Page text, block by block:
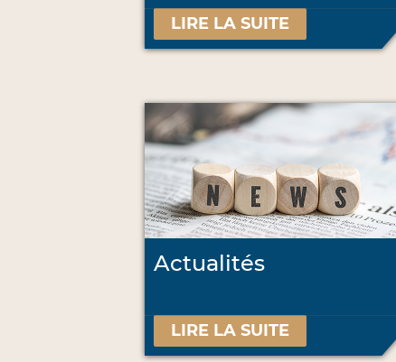
LIRE LA SUITE
Actualités
LIRE LA SUITE